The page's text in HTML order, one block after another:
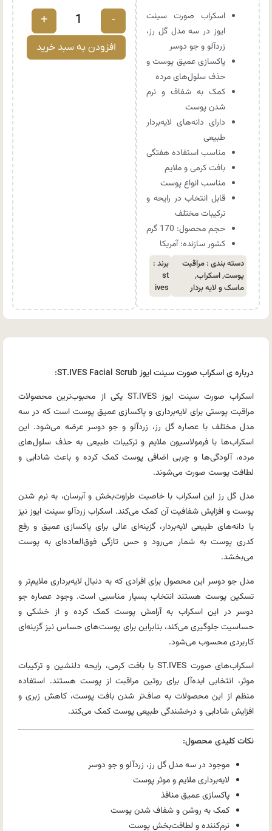
اسکراب صورت سینت
ایوز در سه مدل گل رز،
زردآلو و جو دوسر
پاکسازی عمیق پوست و
حذف سلول‌های مرده
کمک به شفاف و نرم
شدن پوست
دارای دانه‌های لایه‌بردار
طبیعی
مناسب استفاده هفتگی
بافت کرمی و ملایم
مناسب انواع پوست
قابل انتخاب در رایحه و
ترکیبات مختلف
حجم محصول: 170 گرم
کشور سازنده: آمریکا
دسته بندی : مراقبت
پوست,اسکراب,
ماسک و لایه بردار
برند :
st
ives
-
+
افزودن به سبد خرید
درباره ی اسکراب صورت سینت ایوز ST.IVES Facial Scrub:
اسکراب صورت سینت ایوز ST.IVES یکی از محبوب‌ترین محصولات
مراقبت پوستی برای لایه‌برداری و پاکسازی عمیق پوست است که در سه
مدل مختلف با عصاره گل رز، زردآلو و جو دوسر عرضه می‌شود. این
اسکراب‌ها با فرمولاسیون ملایم و ترکیبات طبیعی به حذف سلول‌های
مرده، آلودگی‌ها و چربی اضافی پوست کمک کرده و باعث شادابی و
لطافت پوست صورت می‌شوند.
مدل گل رز این اسکراب با خاصیت طراوت‌بخش و آبرسان، به نرم شدن
پوست و افزایش شفافیت آن کمک می‌کند. اسکراب زردآلو سینت ایوز نیز
با دانه‌های طبیعی لایه‌بردار، گزینه‌ای عالی برای پاکسازی عمیق و رفع
کدری پوست به شمار می‌رود و حس تازگی فوق‌العاده‌ای به پوست
می‌بخشد.
مدل جو دوسر این محصول برای افرادی که به دنبال لایه‌برداری ملایم‌تر و
تسکین پوست هستند انتخاب بسیار مناسبی است. وجود عصاره جو
دوسر در این اسکراب به آرامش پوست کمک کرده و از خشکی و
حساسیت جلوگیری می‌کند، بنابراین برای پوست‌های حساس نیز گزینه‌ای
کاربردی محسوب می‌شود.
اسکراب‌های صورت ST.IVES با بافت کرمی، رایحه دلنشین و ترکیبات
موثر، انتخابی ایده‌آل برای روتین مراقبت از پوست هستند. استفاده
منظم از این محصولات به صاف‌تر شدن بافت پوست، کاهش زبری و
افزایش شادابی و درخشندگی طبیعی پوست کمک می‌کند.
نکات کلیدی محصول:
موجود در سه مدل گل رز، زردآلو و جو دوسر
لایه‌برداری ملایم و موثر پوست
پاکسازی عمیق منافذ
کمک به روشن و شفاف شدن پوست
نرم‌کننده و لطافت‌بخش پوست